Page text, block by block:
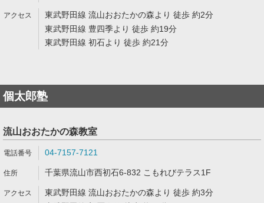
東武野田線 流山おおたかの森より 徒歩 約2分
東武野田線 豊四季より 徒歩 約19分
東武野田線 初石より 徒歩 約21分
個太郎塾
流山おおたかの森教室
04-7157-7121
千葉県流山市西初石6-832 こもれびテラス1F
東武野田線 流山おおたかの森より 徒歩 約3分